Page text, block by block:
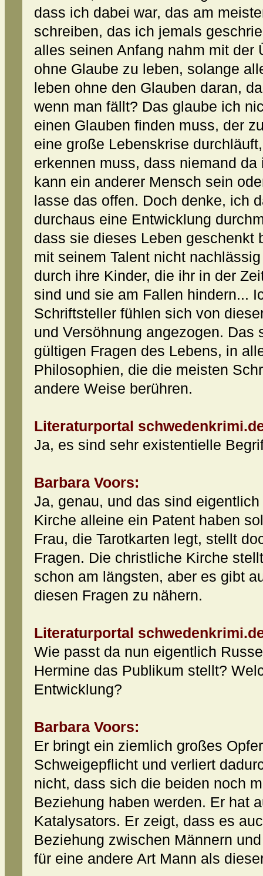
dass ich dabei war, das am
schreiben, das ich jemals
alles seinen Anfang nahm mit der
ohne Glaube zu leben, solange
leben ohne den Glauben daran,
wenn man fällt? Das glaube ich
einen Glauben finden muss, der
eine große Lebenskrise
erkennen muss, dass niemand
kann ein anderer Mensch sein
lasse das offen. Doch denke, ich
durchaus eine Entwicklung
dass sie dieses Leben geschenkt
mit seinem Talent nicht
durch ihre Kinder, die ihr in der
sind und sie am Fallen hindern...
Schriftsteller fühlen sich von
und Versöhnung angezogen. Das
gültigen Fragen des Lebens, in
Philosophien, die die meisten
andere Weise berühren.
Literaturportal
Ja, es sind sehr existentielle
Barbara Voors:
Ja, genau, und das sind
Kirche alleine ein Patent haben
Frau, die Tarotkarten legt, stellt
Fragen. Die christliche Kirche
schon am längsten, aber es gibt
diesen Fragen zu nähern.
Literaturportal
Wie passt da nun eigentlich
Hermine das Publikum stellt?
Entwicklung?
Barbara Voors:
Er bringt ein ziemlich großes
Schweigepflicht und verliert
nicht, dass sich die beiden noch
Beziehung haben werden. Er hat
Katalysators. Er zeigt, dass es
Beziehung zwischen Männern
für eine andere Art Mann als